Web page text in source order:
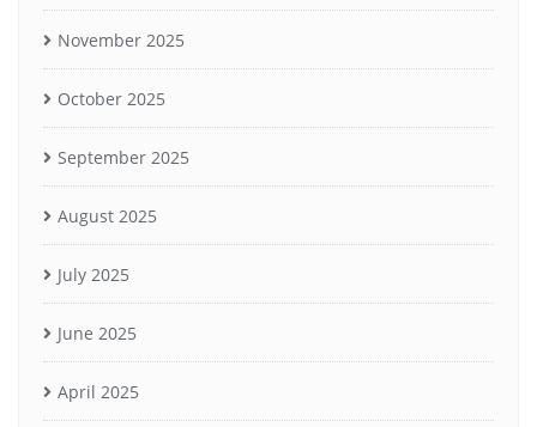
November 2025
October 2025
September 2025
August 2025
July 2025
June 2025
April 2025